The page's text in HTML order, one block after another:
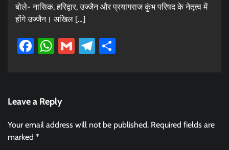
बोले- नासिक, हरिद्वार, उज्जैन और प्रयागराज कुंभ परिषद के नेतृत्व में
होंगे उज्जैन। अखिल […]
Facebook
WhatsApp
GmailTelegram
Leave a Reply
Your email address will not be published. Required fields are
marked *